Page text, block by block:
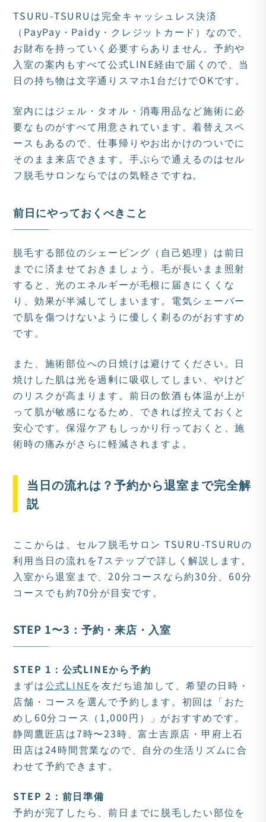
TSURU-TSURUは完全キャッシュレス決済
（PayPay・Paidy・クレジットカード）なので、
お財布を持っていく必要すらありません。予約や
入室の案内もすべて公式LINE経由で届くので、当
日の持ち物は文字通りスマホ1台だけでOKです。
室内にはジェル・タオル・消毒用品など施術に必
要なものがすべて用意されています。着替えスペ
ースもあるので、仕事帰りやお出かけのついでに
そのまま来店できます。手ぶらで通えるのはセル
フ脱毛サロンならではの気軽さですね。
前日にやっておくべきこと
脱毛する部位のシェービング（自己処理）は前日
までに済ませておきましょう。毛が長いまま照射
すると、光のエネルギーが毛根に届きにくくな
り、効果が半減してしまいます。電気シェーバー
で肌を傷つけないように優しく剃るのがおすすめ
です。
また、施術部位への日焼けは避けてください。日
焼けした肌は光を過剰に吸収してしまい、やけど
のリスクが高まります。前日の飲酒も体温が上が
って肌が敏感になるため、できれば控えておくと
安心です。保湿ケアもしっかり行っておくと、施
術時の痛みがさらに軽減されますよ。
当日の流れは？予約から退室まで完全解
説
ここからは、セルフ脱毛サロン TSURU-TSURUの
利用当日の流れを7ステップで詳しく解説します。
入室から退室まで、20分コースなら約30分、60分
コースでも約70分が目安です。
STEP 1〜3：予約・来店・入室
STEP 1：公式LINEから予約
まずは公式LINEを友だち追加して、希望の日時・
店舗・コースを選んで予約します。初回は「おた
めし60分コース（1,000円）」がおすすめです。
静岡鷹匠店は7時〜23時、富士吉原店・甲府上石
田店は24時間営業なので、自分の生活リズムに合
わせて予約できます。
STEP 2：前日準備
予約が完了したら、前日までに脱毛したい部位を